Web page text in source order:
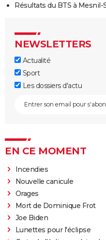
Résultats du BTS à Mesnil-
NEWSLETTERS
Actualité
Sport
Les dossiers d'actu
EN CE MOMENT
Incendies
Nouvelle canicule
Orages
Mort de Dominique Frot
Joe Biden
Lunettes pour l'éclipse